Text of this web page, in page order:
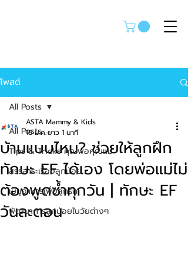
โพสต์
All Posts
Tips & Tricks คุณพ่อคุณแม่
สรรสาระเรื่องลูกน้อย
เมนูอาหารเพื่อลูกรัก
พัฒนาการลูกน้อยในวัยต่างๆ
All Posts
บ้านแบบไหน? ช่วยให้ลูกฝึก
ทักษะ EF ได้เอง โดยพ่อแม่ไม่
ต้องพูดซ้ำทุกวัน | ทักษะ EF
วันละตอน
ASTA Mammy & Kids
16 ม.ค.ยาว 1 นาที